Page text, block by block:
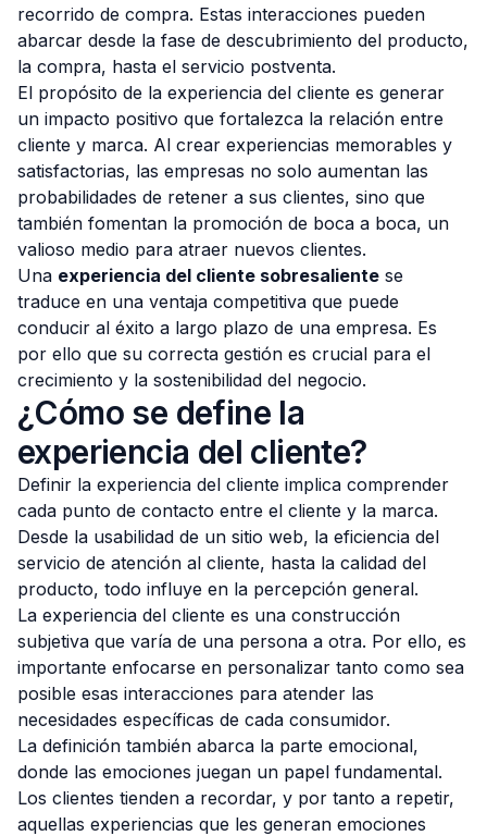
recorrido de compra. Estas interacciones pueden
abarcar desde la fase de descubrimiento del producto,
la compra, hasta el servicio postventa.
El propósito de la experiencia del cliente es generar
un impacto positivo que fortalezca la relación entre
cliente y marca. Al crear experiencias memorables y
satisfactorias, las empresas no solo aumentan las
probabilidades de retener a sus clientes, sino que
también fomentan la promoción de boca a boca, un
valioso medio para atraer nuevos clientes.
Una experiencia del cliente sobresaliente se
traduce en una ventaja competitiva que puede
conducir al éxito a largo plazo de una empresa. Es
por ello que su correcta gestión es crucial para el
crecimiento y la sostenibilidad del negocio.
¿Cómo se define la
experiencia del cliente?
Definir la experiencia del cliente implica comprender
cada punto de contacto entre el cliente y la marca.
Desde la usabilidad de un sitio web, la eficiencia del
servicio de atención al cliente, hasta la calidad del
producto, todo influye en la percepción general.
La experiencia del cliente es una construcción
subjetiva que varía de una persona a otra. Por ello, es
importante enfocarse en personalizar tanto como sea
posible esas interacciones para atender las
necesidades específicas de cada consumidor.
La definición también abarca la parte emocional,
donde las emociones juegan un papel fundamental.
Los clientes tienden a recordar, y por tanto a repetir,
aquellas experiencias que les generan emociones